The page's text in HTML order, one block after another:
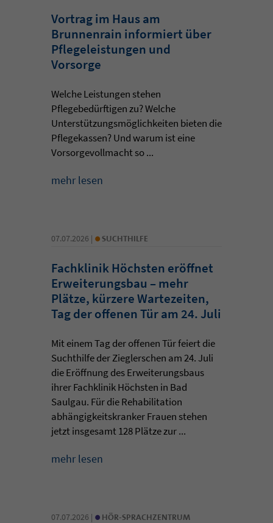
Vortrag im Haus am
Brunnenrain informiert über
Pflegeleistungen und
Vorsorge
Welche Leistungen stehen
Pflegebedürftigen zu? Welche
Unterstützungsmöglichkeiten bieten die
Pflegekassen? Und warum ist eine
Vorsorgevollmacht so ...
mehr lesen
07.07.2026 | • SUCHTHILFE
Fachklinik Höchsten eröffnet
Erweiterungsbau – mehr
Plätze, kürzere Wartezeiten,
Tag der offenen Tür am 24. Juli
Mit einem Tag der offenen Tür feiert die
Suchthilfe der Zieglerschen am 24. Juli
die Eröffnung des Erweiterungsbaus
ihrer Fachklinik Höchsten in Bad
Saulgau. Für die Rehabilitation
abhängigkeitskranker Frauen stehen
jetzt insgesamt 128 Plätze zur ...
mehr lesen
07.07.2026 | • HÖR-SPRACHZENTRUM